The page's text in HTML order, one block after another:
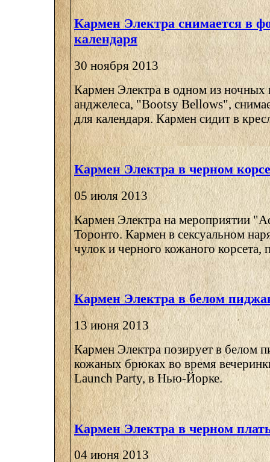
Кармен Электра снимается в
календаря
30 ноября 2013
Кармен Электра в одном из ночных
анджелеса, "Bootsy Bellows",
для календаря. Кармен сидит в
Кармен Электра в черном
05 июля 2013
Кармен Электра на мероприятии
Торонто. Кармен в сексуальном
чулок и черного кожаного корсета,
Кармен Электра в белом
13 июня 2013
Кармен Электра позирует в белом
кожаных брюках во время
Launch Party, в Нью-Йорке.
Кармен Электра в черном
04 июня 2013